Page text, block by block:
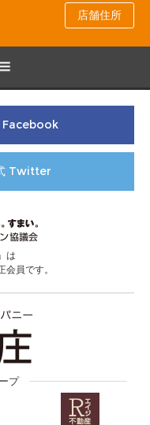
店舗住所
Facebook
Twitter
は
員です。
プ